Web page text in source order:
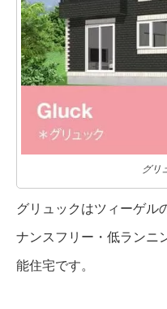
グリ
グリュックはツィーゲル
ナンスフリー・低ランニ
能住宅です。